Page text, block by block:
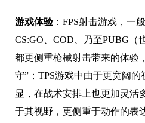
游戏体验：FPS射击游戏，一
CS:GO、COD、乃至PUBG（
都更侧重枪械射击带来的体验
守”；TPS游戏中由于更宽阔
显，在战术安排上也更加灵活
于其视野，更侧重于动作的表